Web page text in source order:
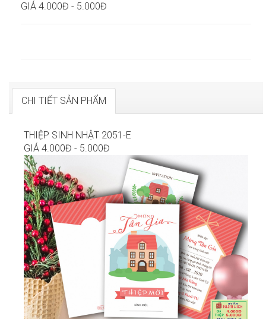
GIÁ 4.000Đ - 5.000Đ
CHI TIẾT SẢN PHẨM
THIỆP SINH NHẬT 2051-E
GIÁ 4.000Đ - 5.000Đ